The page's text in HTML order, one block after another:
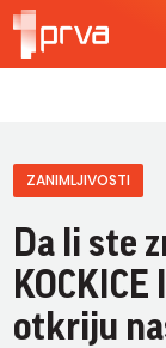
ZANIMLJIVOSTI
Da li ste
otkriju